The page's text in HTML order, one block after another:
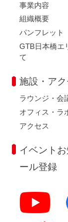
事業内容
組織概要
パンフレット
GTB日本橋エ
て
施設・アク
ラウンジ・会
オフィス・ラ
アクセス
イベント
ール登録